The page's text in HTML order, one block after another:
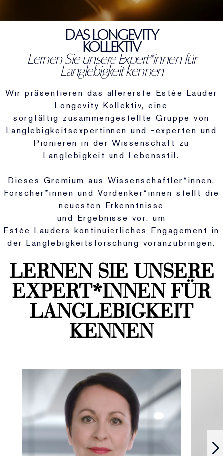
Resilience Multi-Effect
Pink Ribbon Kollektion
Sonnenschutz Essentials
Letzte Chance
Beauty Refills
Makeup-Refills
Letzte Chance
Beauty Refills
Private Collection
The House of Estée Lauder
Fleur De Peony
AERIN Sets & Geschenke
Fragrance Finder
Die Welt von AERIN
DAS LONGEVITY
KOLLEKTIV
Lernen Sie unsere Expert*innen für
Langlebigkeit kennen
Wir präsentieren das allererste Estée Lauder
Longevity Kollektiv, eine
sorgfältig zusammengestellte Gruppe von
Langlebigkeitsexpertinnen und -experten und
Pionieren in der Wissenschaft zu
Langlebigkeit und Lebensstil.
Dieses Gremium aus Wissenschaftler*innen,
Forscher*innen und Vordenker*innen stellt die
neuesten Erkenntnisse
und Ergebnisse vor, um
Estée Lauders kontinuierliches Engagement in
der Langlebigkeitsforschung voranzubringen.
LERNEN SIE UNSERE
EXPERT*INNEN FÜR
LANGLEBIGKEIT
KENNEN